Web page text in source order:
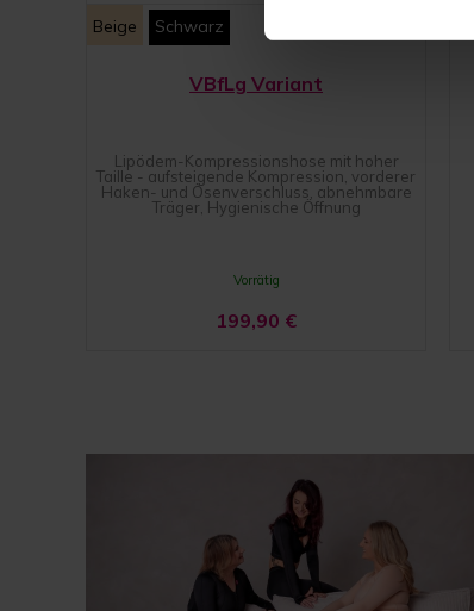
Beige Schwarz
VBfLg Variant
Lipödem-Kompressionshose mit hoher
Taille - aufsteigende Kompression, vorderer
Haken- und Ösenverschluss, abnehmbare
Träger, Hygienische Öffnung
Vorrätig
199,90 €